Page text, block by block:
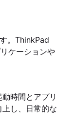
。ThinkPad
ケーションや
時間とアプリ
し、日常的な